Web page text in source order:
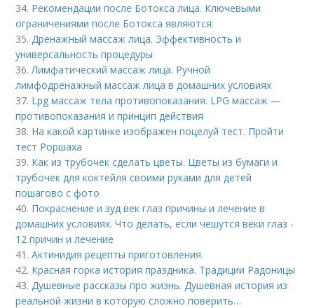
34. Рекомендации после Ботокса лица. Ключевыми
ограничениями после Ботокса являются:
35.Дренажный массаж лица. Эффективность и
универсальность процедуры
36.Лимфатический массаж лица. Ручной
лимфодренажный массаж лица в домашних условиях
37. Lpg массаж тела противопоказания. LPG массаж —
противопоказания и принцип действия
38. На какой картинке изображен поцелуй тест. Пройти
тест Роршаха
39. Как из трубочек сделать цветы. Цветы из бумаги и
трубочек для коктейля своими руками для детей
пошагово с фото
40. Покраснение и зуд век глаз причины и лечение в
домашних условиях. Что делать, если чешутся веки глаз -
12 причин и лечение
41.Актинидия рецепты приготовления.
42. Красная горка история праздника. Традиции Радоницы
43.Душевные рассказы про жизнь. Душевная история из
реальной жизни в которую сложно поверить…